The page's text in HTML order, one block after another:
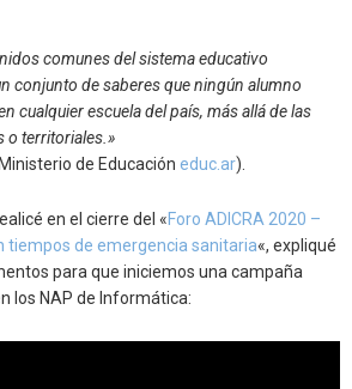
comunes del sistema educativo
conjunto de saberes que ningún alumno
cualquier escuela del país, más allá de las
o territoriales.»
de Educación educ.ar).
en el cierre del «Foro ADICRA 2020 –
tiempos de emergencia sanitaria«, expliqué
para que iniciemos una campaña
los NAP de Informática: